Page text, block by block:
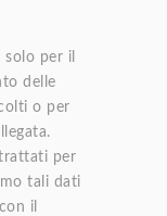
per il
delle
o per
per
tali dati
il